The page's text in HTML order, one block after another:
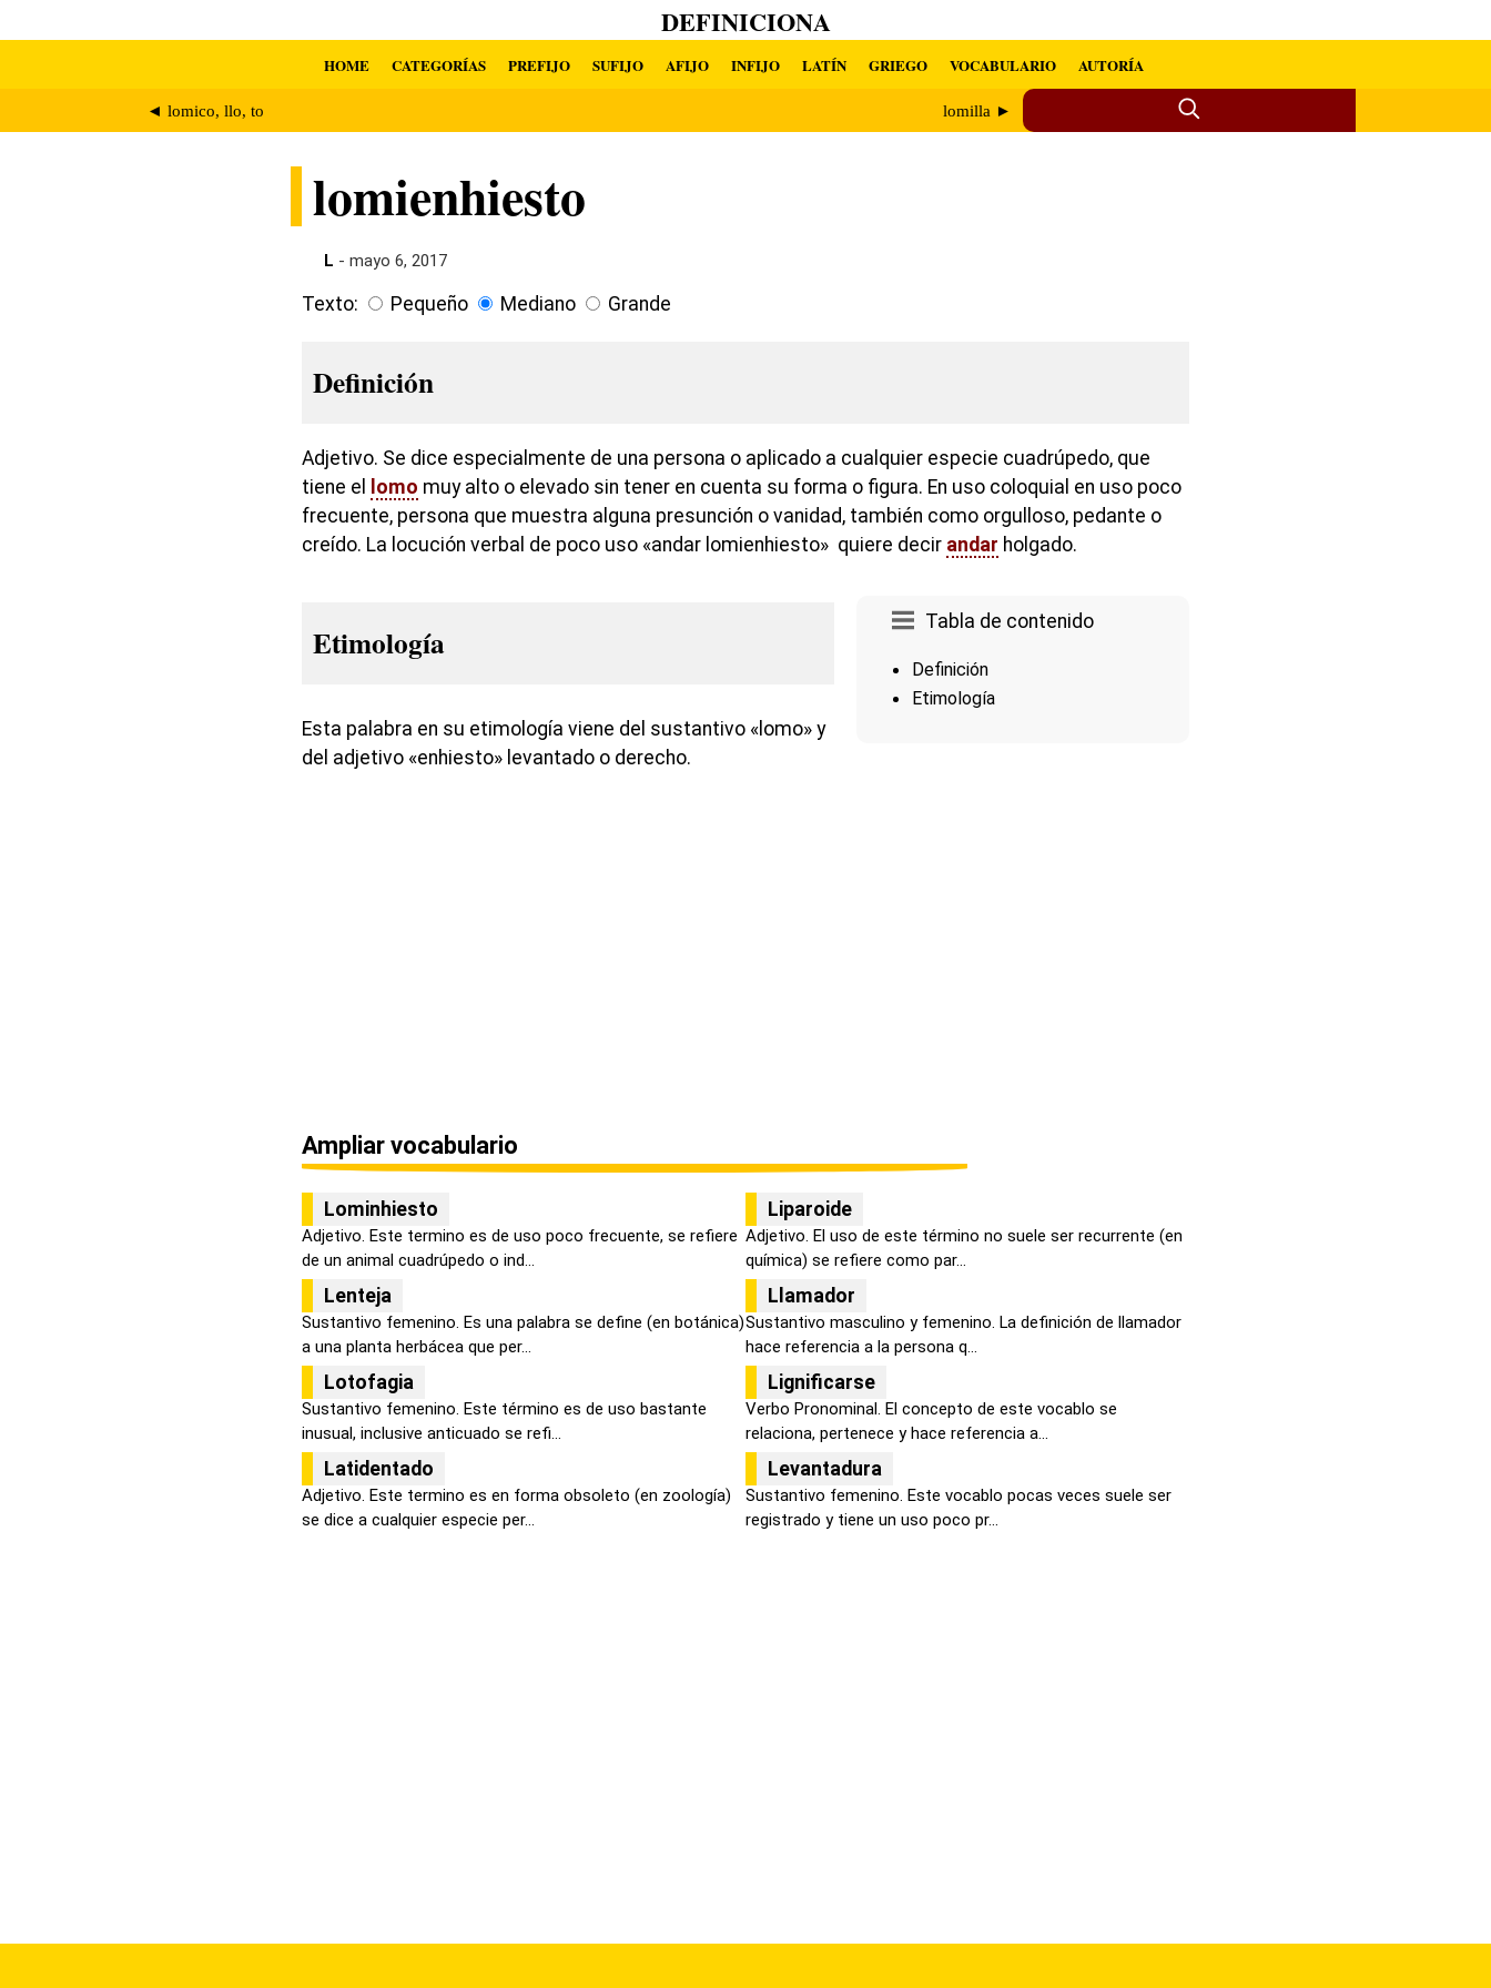
DEFINICIONA
HOME CATEGORÍAS PREFIJO SUFIJO AFIJO INFIJO LATÍN GRIEGO VOCABULARIO AUTORÍA
◄ lomico, llo, to lomilla ►
lomienhiesto
L - mayo 6, 2017
Texto: Pequeño Mediano Grande
Definición
Adjetivo. Se dice especialmente de una persona o aplicado a cualquier especie cuadrúpedo, que
tiene el
lomo muy alto o elevado sin tener en cuenta su forma o figura. En uso coloquial en uso poco
frecuente, persona que muestra alguna presunción o vanidad, también como orgulloso, pedante o
creído. La locución verbal de poco uso «andar lomienhiesto» quiere decir andar holgado.
Tabla de contenido
Definición
Etimología
Etimología
Esta palabra en su etimología viene del sustantivo «lomo» y
del adjetivo «enhiesto» levantado o derecho.
Ampliar vocabulario
Lominhiesto
Adjetivo. Este termino es de uso poco frecuente, se refiere
de un animal cuadrúpedo o ind...
Liparoide
Adjetivo. El uso de este término no suele ser recurrente (en
química) se refiere como par...
Lenteja
Sustantivo femenino. Es una palabra se define (en botánica)
a una planta herbácea que per...
Llamador
Sustantivo masculino y femenino. La definición de llamador
hace referencia a la persona q...
Lotofagia
Sustantivo femenino. Este término es de uso bastante
inusual, inclusive anticuado se refi...
Lignificarse
Verbo Pronominal. El concepto de este vocablo se
relaciona, pertenece y hace referencia a...
Latidentado
Adjetivo. Este termino es en forma obsoleto (en zoología)
se dice a cualquier especie per...
Levantadura
Sustantivo femenino. Este vocablo pocas veces suele ser
registrado y tiene un uso poco pr...